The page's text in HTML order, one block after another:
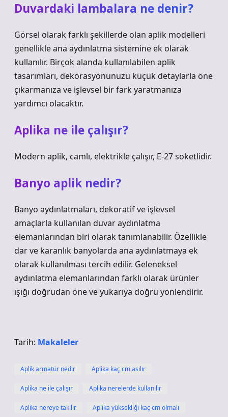
Duvardaki lambalara ne denir?
Görsel olarak farklı şekillerde olan aplik modelleri
genellikle ana aydınlatma sistemine ek olarak
kullanılır. Birçok alanda kullanılabilen aplik
tasarımları, dekorasyonunuzu küçük detaylarla öne
çıkarmanıza ve işlevsel bir fark yaratmanıza
yardımcı olacaktır.
Aplika ne ile çalışır?
Modern aplik, camlı, elektrikle çalışır, E-27 soketlidir.
Banyo aplik nedir?
Banyo aydınlatmaları, dekoratif ve işlevsel
amaçlarla kullanılan duvar aydınlatma
elemanlarından biri olarak tanımlanabilir. Özellikle
dar ve karanlık banyolarda ana aydınlatmaya ek
olarak kullanılması tercih edilir. Geleneksel
aydınlatma elemanlarından farklı olarak ürünler
ışığı doğrudan öne ve yukarıya doğru yönlendirir.
Tarih: Makaleler
Aplik armatür nedir Aplika kaç cm asılır
Aplika ne ile çalışır Aplika nerelerde kullanılır
Aplika nereye takılır Aplika yüksekliği kaç cm olmalı